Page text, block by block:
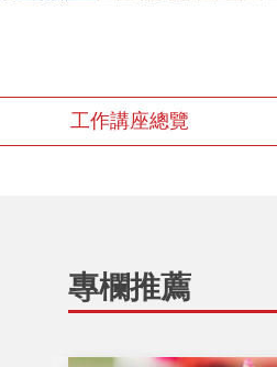
工作講座總覽
專欄推薦